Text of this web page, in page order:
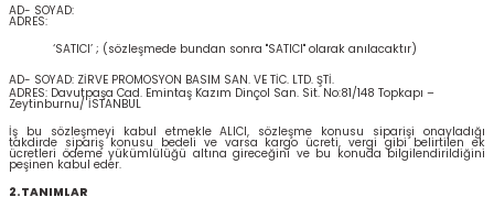
AD- SOYAD:
ADRES:
‘SATICI’ ; (sözleşmede bundan sonra "SATICI" olarak anılacaktır)
AD- SOYAD: ZİRVE PROMOSYON BASIM SAN. VE TİC. LTD. ŞTİ.
ADRES: Davutpaşa Cad. Emintaş Kazım Dinçol San. Sit. No:81/148 Topkapı –
Zeytinburnu/ İSTANBUL
İş bu sözleşmeyi kabul etmekle ALICI, sözleşme konusu siparişi onayladığı
takdirde sipariş konusu bedeli ve varsa kargo ücreti, vergi gibi belirtilen ek
ücretleri ödeme yükümlülüğü altına gireceğini ve bu konuda bilgilendirildiğini
peşinen kabul eder.
2.TANIMLAR